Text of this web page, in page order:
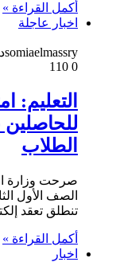
أكمل القراءة »
اخبار عاجلة
somiaelmassry
0
التعليم:
الطلاب
صرحت وزارة
الصف الأول
تنطلق تعقد
أكمل القراءة »
اخبار